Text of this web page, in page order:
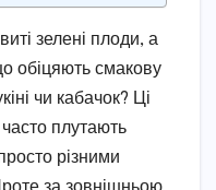
зелені плоди, а
обіцяють смакову
чи кабачок? Ці
плутають
різними